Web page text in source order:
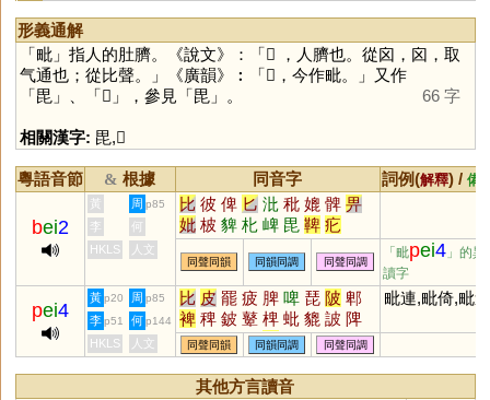
形義通解
「毗」指人的肚臍。《說文》：「𣬈 ，人臍也。從囟，囟，取
气通也；從比聲。」《廣韻》︰「𣬈，今作毗。」又作
「毘」、「𣬉 」，參見「毘」。 66 字
相關漢字: 毘,𣬉
粵語音節 & 根據 同音字 詞例(解釋) / 備
bei2
黃 周 p85 比 彼 俾 匕 沘 秕 媲 髀 畀
妣 柀 貏 朼 崥 毘 鞞 疕
李
何
HKLS
人文
同聲同韻 同韻同調 同聲同調
「毗pei4 」的異
讀字
pei4
黃 p20 周 p85 比 皮 罷 疲 脾 啤 琵 陂 郫
裨 稗 鈹 鼙 椑 蚍 貔 詖 陴
駍 魾 蜱 膍 鞞 岯 崥 笓 毘
邳 芘 阰 毞 猈 埤 紕 枇 蚽
蚾 鵧 螷 蠯
毗連,毗倚,毗連
李 p51 何 p144
HKLS 人文 同聲同韻 同韻同調 同聲同調
其他方言讀音